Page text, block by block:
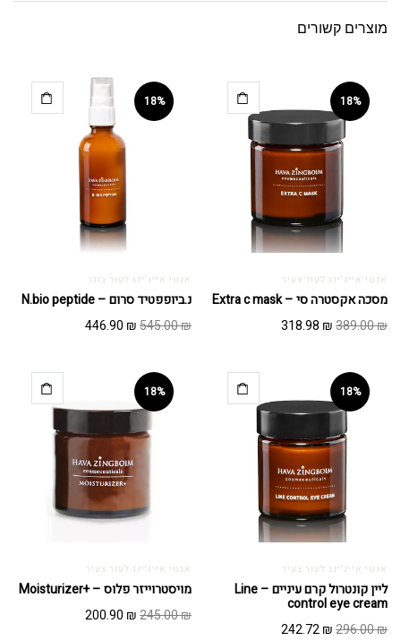
מוצרים קשורים
18%
אנטי אייג'ינג לעור צעיר
מסכה אקסטרה סי – Extra c mask
389.00₪
המחיר
389.00 ₪.
318.98 ₪
המחיר
318.98 ₪.
18%
אנטי אייג'ינג לעור בוגר
נ.ביופפטיד סרום – N.bio peptide
545.00₪
המחיר
545.00 ₪.
446.90 ₪
המחיר
446.90 ₪.
18%
אנטי אייג'ינג לעור צעיר
ליין קונטרול קרם עיניים – Line
control eye cream
296.00₪
המחיר242.72₪
המחיר
18%
אנטי אייג'ינג לעור צעיר
מויסטרוייזר פלוס – +Moisturizer
245.00₪
המחיר200.90 ₪
המחיר